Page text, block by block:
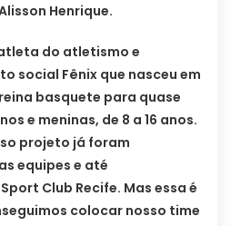
Henrique.
do atletismo e
social Fênix que nasceu em
basquete para quase
e meninas, de 8 a 16 anos.
projeto já foram
equipes e até
Club Recife. Mas essa é
colocar nosso time